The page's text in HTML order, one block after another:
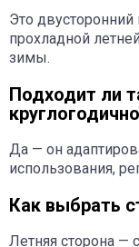
Это двусторонний
прохладной
зимы.
Подходит ли
Да — он
использования,
Как выбрать
Летняя сторона —